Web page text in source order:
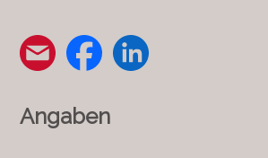
Angaben